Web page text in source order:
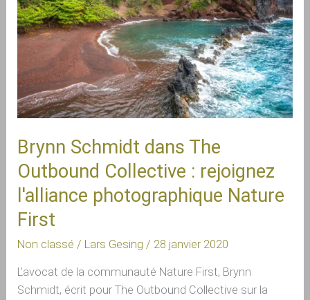
Brynn Schmidt dans The
Outbound Collective : rejoignez
l'alliance photographique Nature
First
Non classé / Lars Gesing / 28 janvier 2020
L'avocat de la communauté Nature First, Brynn
Schmidt, écrit pour The Outbound Collective sur la
Outbound
Collective :
rejoignez
l'alliance
photographique
Nature